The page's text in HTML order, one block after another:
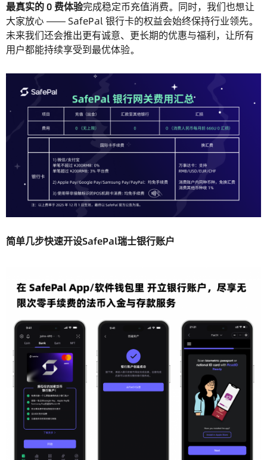
最真实的 0 费体验完成稳定币充值消费。同时，我们也想让
大家放心 —— SafePal 银行卡的权益会始终保持行业领先。
未来我们还会推出更有诚意、更长期的优惠与福利，让所有
用户都能持续享受到最优体验。
简单几步快速开设SafePal瑞士银行账户